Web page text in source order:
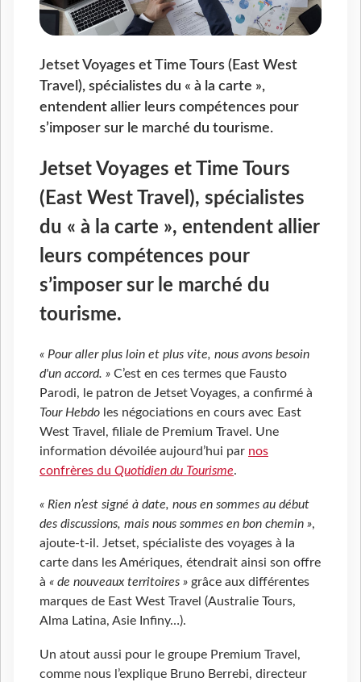
Jetset Voyages et Time Tours (East West
Travel), spécialistes du « à la carte »,
entendent allier leurs compétences pour
s’imposer sur le marché du tourisme.
Jetset Voyages et Time Tours
(East West Travel), spécialistes
du « à la carte », entendent allier
leurs compétences pour
s’imposer sur le marché du
tourisme.
« Pour aller plus loin et plus vite, nous avons besoin
d'un accord. » C’est en ces termes que Fausto
Parodi, le patron de Jetset Voyages, a confirmé à
Tour Hebdo les négociations en cours avec East
West Travel, filiale de Premium Travel. Une
information dévoilée aujourd’hui par nos
confrères du Quotidien du Tourisme.
« Rien n’est signé à date, nous en sommes au début
des discussions, mais nous sommes en bon chemin »,
ajoute-t-il. Jetset, spécialiste des voyages à la
carte dans les Amériques, étendrait ainsi son offre
à « de nouveaux territoires » grâce aux différentes
marques de East West Travel (Australie Tours,
Alma Latina, Asie Infiny…).
Un atout aussi pour le groupe Premium Travel,
comme nous l’explique Bruno Berrebi, directeur